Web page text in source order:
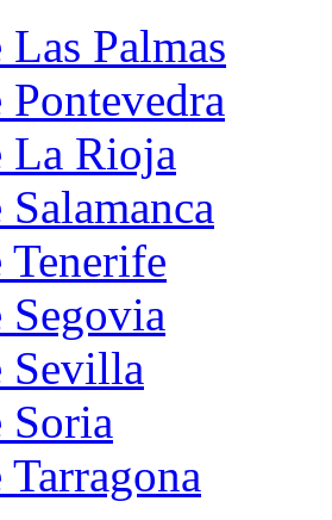
Palmas
La Rioja
Tenerife
Segovia
Sevilla
Soria